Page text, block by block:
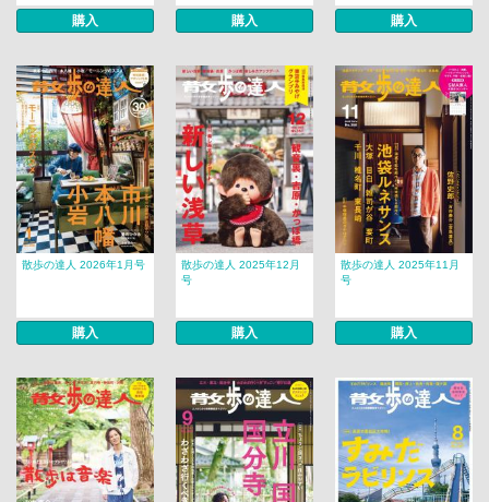
購入 購入 購入
散歩の達人 2026年1月号
購入
散歩の達人 2025年12月
号
購入
散歩の達人 2025年11月
号
購入